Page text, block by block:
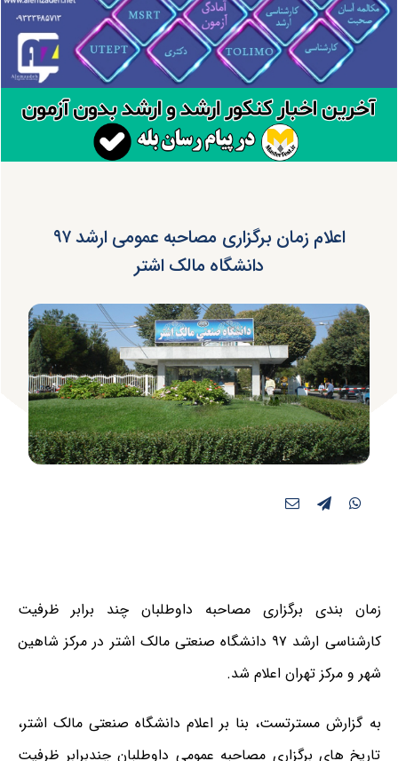
اعلام زمان برگزاری مصاحبه عمومی ارشد ۹۷
دانشگاه مالک اشتر
زمان بندی برگزاری مصاحبه داوطلبان چند برابر ظرفیت
کارشناسی ارشد ۹۷ دانشگاه صنعتی مالک اشتر در مرکز شاهین
شهر و مرکز تهران اعلام شد.
به گزارش مسترتست، بنا بر اعلام دانشگاه صنعتی مالک اشتر،
تاریخ های برگزاری مصاحبه عمومی داوطلبان چندبرابر ظرفیت